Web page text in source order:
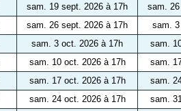
sam. 19 sept. 2026 à 17h
sam.
sam. 26 sept. 2026 à 17h
sam.
sam. 3 oct. 2026 à 17h
sam.
sam. 10 oct. 2026 à 17h
sam.
sam. 17 oct. 2026 à 17h
sam.
sam. 24 oct. 2026 à 17h
sam.